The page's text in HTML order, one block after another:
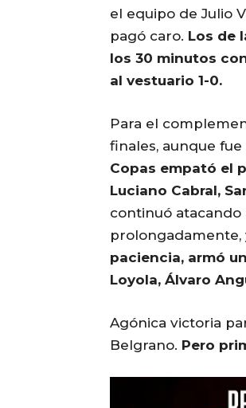
el equipo de Julio
pagó caro. Los de
los 30 minutos
al vestuario 1-0.
Para el
finales, aunque
Copas empató el
Luciano Cabral,
continuó atacando
prolongadamente,
paciencia, armó
Loyola, Álvaro
Agónica victoria
Belgrano. Pero